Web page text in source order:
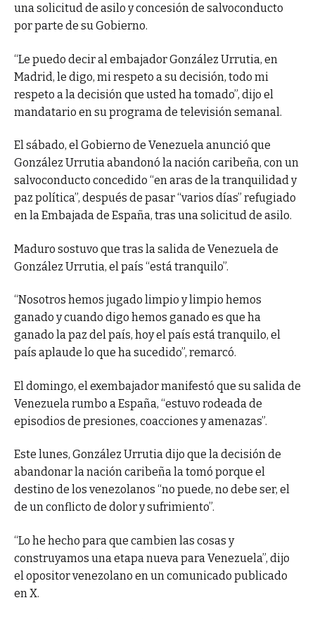
una solicitud de asilo y concesión de salvoconducto
por parte de su Gobierno.
“Le puedo decir al embajador González Urrutia, en
Madrid, le digo, mi respeto a su decisión, todo mi
respeto a la decisión que usted ha tomado”, dijo el
mandatario en su programa de televisión semanal.
El sábado, el Gobierno de Venezuela anunció que
González Urrutia abandonó la nación caribeña, con un
salvoconducto concedido “en aras de la tranquilidad y
paz política”, después de pasar “varios días” refugiado
en la Embajada de España, tras una solicitud de asilo.
Maduro sostuvo que tras la salida de Venezuela de
González Urrutia, el país “está tranquilo”.
“Nosotros hemos jugado limpio y limpio hemos
ganado y cuando digo hemos ganado es que ha
ganado la paz del país, hoy el país está tranquilo, el
país aplaude lo que ha sucedido”, remarcó.
El domingo, el exembajador manifestó que su salida de
Venezuela rumbo a España, “estuvo rodeada de
episodios de presiones, coacciones y amenazas”.
Este lunes, González Urrutia dijo que la decisión de
abandonar la nación caribeña la tomó porque el
destino de los venezolanos “no puede, no debe ser, el
de un conflicto de dolor y sufrimiento”.
“Lo he hecho para que cambien las cosas y
construyamos una etapa nueva para Venezuela”, dijo
el opositor venezolano en un comunicado publicado
en X.